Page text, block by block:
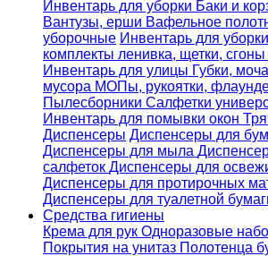
Инвентарь для уборки Баки и
Вантузы, ерши Вафельное
уборочные Инвентарь для
комплекты ленивка, щетки,
Инвентарь для улицы Губки,
мусора МОПы, рукоятки,
Пылесборники Салфетки
Инвентарь для помывки окон
Диспенсеры Диспенсеры для
Диспенсеры для мыла
салфеток Диспенсеры для
Диспенсеры для протирочных
Диспенсеры для туалетной
Средства гигиены
Крема для рук Одноразовые
Покрытия на унитаз Полотенца